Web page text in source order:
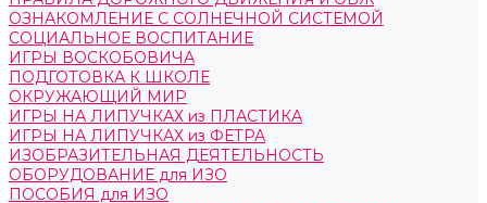
ОЗНАКОМЛЕНИЕ С СОЛНЕЧНОЙ СИСТЕМОЙ
СОЦИАЛЬНОЕ ВОСПИТАНИЕ
ИГРЫ ВОСКОБОВИЧА
ПОДГОТОВКА К ШКОЛЕ
ОКРУЖАЮЩИЙ МИР
ИГРЫ НА ЛИПУЧКАХ из ПЛАСТИКА
ИГРЫ НА ЛИПУЧКАХ из ФЕТРА
ИЗОБРАЗИТЕЛЬНАЯ ДЕЯТЕЛЬНОСТЬ
ОБОРУДОВАНИЕ для ИЗО
ПОСОБИЯ для ИЗО